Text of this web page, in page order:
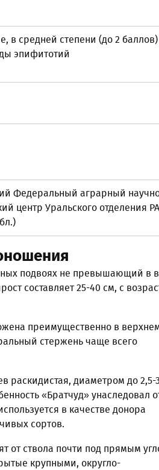
в средней степени (до 2 баллов)
эпифитотий
Федеральный аграрный
центр Уральского отделения
подвоях не превышающий в
составляет 25-40 см, с
преимущественно в
стержень чаще всего
раскидистая, диаметром до 2,5-
«Братчуд» унаследовал
в качестве донора
сортов.
от ствола почти под прямым
крупными, округло-